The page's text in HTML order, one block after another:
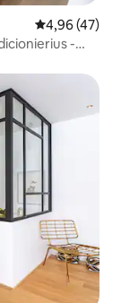
Vidutinis
4,96 (47)
-